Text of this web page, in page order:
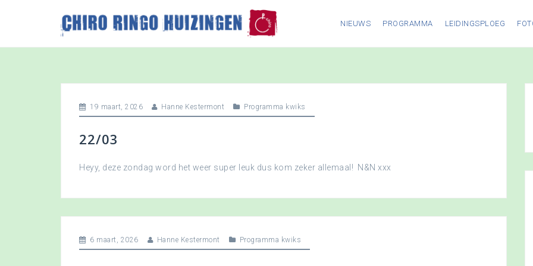
p
NIEUWS PROGRAMMA LEIDINGSPLOEG
19 maart, 2026 Hanne Kestermont Programma kwiks
22/03
Heyy, deze zondag word het weer super leuk dus kom zeker allemaal! N&N xxx
6 maart, 2026 Hanne Kestermont Programma kwiks